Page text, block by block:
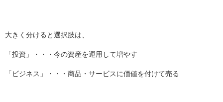
大きく分けると選択肢は、
「投資」・・・今の資産を運用して増やす
「ビジネス」・・・商品・サービスに価値を付けて売る